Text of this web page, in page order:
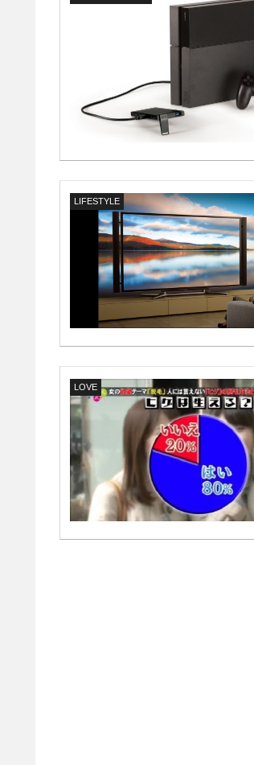
LIFESTYLE
LOVE